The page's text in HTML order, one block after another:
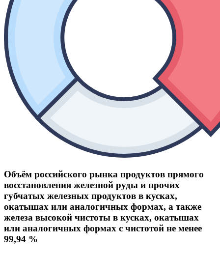
Объём российского рынка продуктов прямого
восстановления железной руды и прочих
губчатых железных продуктов в кусках,
окатышах или аналогичных формах, а также
железа высокой чистоты в кусках, окатышах
или аналогичных формах с чистотой не менее
99,94 %